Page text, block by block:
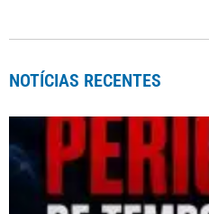
NOTÍCIAS RECENTES